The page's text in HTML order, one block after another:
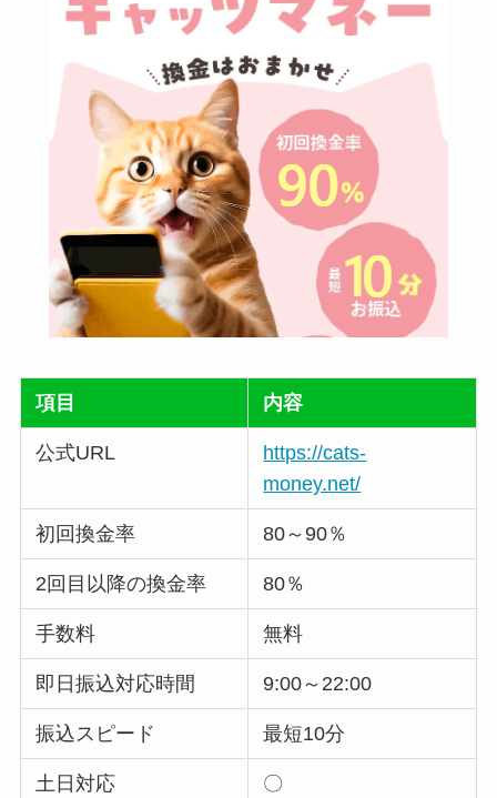
項目 内容
公式URL
https://cats-
money.net/
初回換金率 80～90％
2回目以降の換金率 80％
手数料 無料
即日振込対応時間 9:00～22:00
振込スピード 最短10分
土日対応 〇